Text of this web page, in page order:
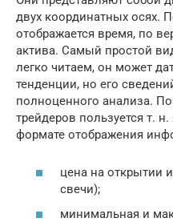
двух координатных осях.
отображается время, по
актива. Самый простой
легко читаем, он может
тенденции, но его
полноценного анализа.
трейдеров пользуется т.
формате отображения
цена на открытии
свечи);
минимальная и